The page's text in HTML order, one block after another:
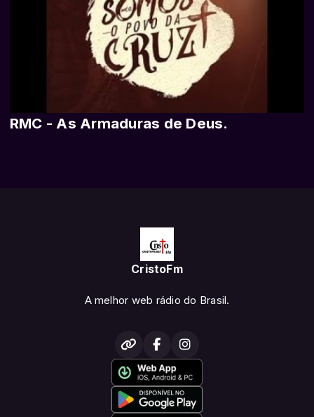
RMC - As Armaduras de Deus.
CristoFm
A melhor web rádio do Brasil.